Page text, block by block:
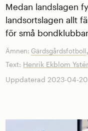
Medan landslagen
landsortslagen allt
för små
Ämnen:Gärdsgårdsfotboll
Text: Henrik Ekblom
Uppdaterad 2023-04-20